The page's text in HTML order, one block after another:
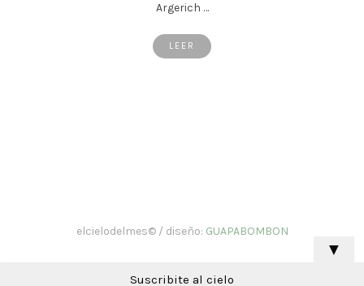
Argerich …
LEER
elcielodelmes© / diseño: GUAPABOMBON
▼
Suscribite al cielo